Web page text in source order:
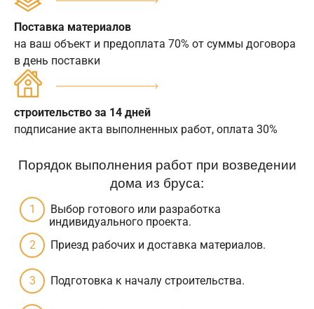
Поставка материалов
на ваш объект и предоплата 70% от суммы договора
в день поставки
строительство за 14 дней
подписание акта выполненных работ, оплата 30%
Порядок выполнения работ при возведении
дома из бруса:
Выбор готового или разработка
индивидуального проекта.
Приезд рабочих и доставка материалов.
Подготовка к началу строительства.